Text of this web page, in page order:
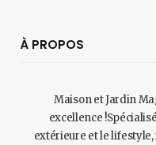
À PROPOS
Maison et Jardin
excellence
extérieure et le